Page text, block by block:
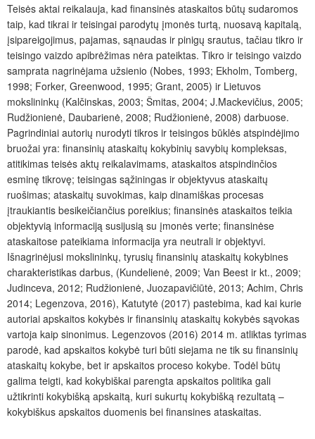
Teisės aktai reikalauja, kad finansinės ataskaitos būtų sudaromos
taip, kad tikrai ir teisingai parodytų įmonės turtą, nuosavą kapitalą,
įsipareigojimus, pajamas, sąnaudas ir pinigų srautus, tačiau tikro ir
teisingo vaizdo apibrėžimas nėra pateiktas. Tikro ir teisingo vaizdo
samprata nagrinėjama užsienio (Nobes, 1993; Ekholm, Tomberg,
1998; Forker, Greenwood, 1995; Grant, 2005) ir Lietuvos
mokslininkų (Kalčinskas, 2003; Šmitas, 2004; J.Mackevičius, 2005;
Rudžionienė, Daubarienė, 2008; Rudžionienė, 2008) darbuose.
Pagrindiniai autorių nurodyti tikros ir teisingos būklės atspindėjimo
bruožai yra: finansinių ataskaitų kokybinių savybių kompleksas,
atitikimas teisės aktų reikalavimams, ataskaitos atspindinčios
esminę tikrovę; teisingas sąžiningas ir objektyvus ataskaitų
ruošimas; ataskaitų suvokimas, kaip dinamiškas procesas
įtraukiantis besikeičiančius poreikius; finansinės ataskaitos teikia
objektyvią informaciją susijusią su įmonės verte; finansinėse
ataskaitose pateikiama informacija yra neutrali ir objektyvi.
Išnagrinėjusi mokslininkų, tyrusių finansinių ataskaitų kokybines
charakteristikas darbus, (Kundelienė, 2009; Van Beest ir kt., 2009;
Judinceva, 2012; Rudžionienė, Juozapavičiūtė, 2013; Achim, Chris
2014; Legenzova, 2016), Katutytė (2017) pastebima, kad kai kurie
autoriai apskaitos kokybės ir finansinių ataskaitų kokybės sąvokas
vartoja kaip sinonimus. Legenzovos (2016) 2014 m. atliktas tyrimas
parodė, kad apskaitos kokybė turi būti siejama ne tik su finansinių
ataskaitų kokybe, bet ir apskaitos proceso kokybe. Todėl būtų
galima teigti, kad kokybiškai parengta apskaitos politika gali
užtikrinti kokybišką apskaitą, kuri sukurtų kokybišką rezultatą –
kokybiškus apskaitos duomenis bei finansines ataskaitas.